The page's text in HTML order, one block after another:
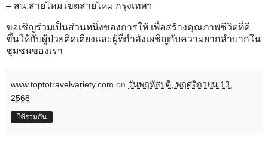
– สน.สายไหม เขตสายไหม กรุงเทพฯ
ขอเชิญร่วมเป็นส่วนหนึ่งของการให้ เพื่อสร้างคุณภาพชีวิตที่ดี
ขึ้นให้กับผู้ป่วยติดเตียงและผู้ที่กำลังเผชิญกับความยากลำบากใน
ชุมชนของเรา
www.toptotravelvariety.com on วันพฤหัสบดี, พฤศจิกายน 13,
2568
ใช้ร่วมกัน